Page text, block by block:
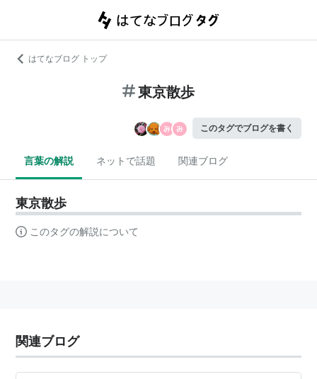
はてなブログ トップ
東京散歩
このタグでブログを書く
言葉の解説 ネットで話題 関連ブログ
東京散歩
このタグの解説について
関連ブログ